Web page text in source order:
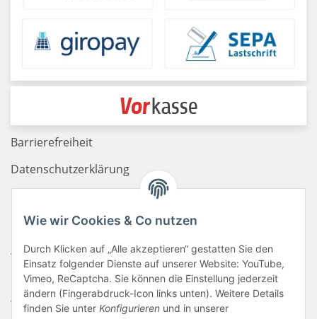
Wie wir Cookies & Co nutzen
Durch Klicken auf „Alle akzeptieren“ gestatten Sie den
Einsatz folgender Dienste auf unserer Website: YouTube,
Vimeo, ReCaptcha. Sie können die Einstellung jederzeit
ändern (Fingerabdruck-Icon links unten). Weitere Details
finden Sie unter Konfigurieren und in unserer
Barrierefreiheit
Datenschutzerklärung
Newsletter
AGB
Kontakt
Widerrufsrecht